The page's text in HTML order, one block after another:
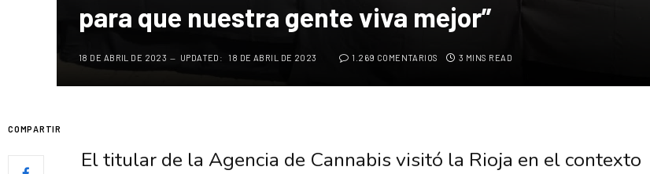
para que nuestra gente viva mejor”
18 DE ABRIL DE 2023 UPDATED: 18 DE ABRIL DE 2023 1.269 COMENTARIOS 3 MINS READ
COMPARTIR
El titular de la Agencia de Cannabis visitó la Rioja en el contexto